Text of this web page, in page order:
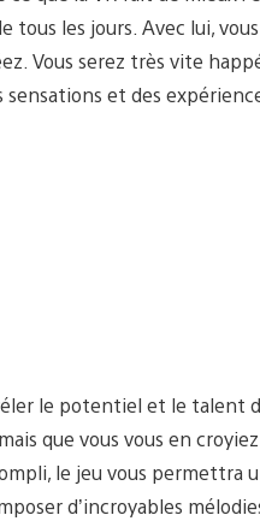
tous les jours. Avec lui,
Vous serez très vite
et des
le potentiel et le talent
que vous vous en
le jeu vous permettra
d’incroyables